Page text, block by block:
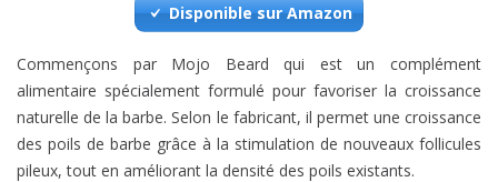
Disponible sur Amazon
Commençons par Mojo Beard qui est un complément
alimentaire spécialement formulé pour favoriser la croissance
naturelle de la barbe. Selon le fabricant, il permet une croissance
des poils de barbe grâce à la stimulation de nouveaux follicules
pileux, tout en améliorant la densité des poils existants.